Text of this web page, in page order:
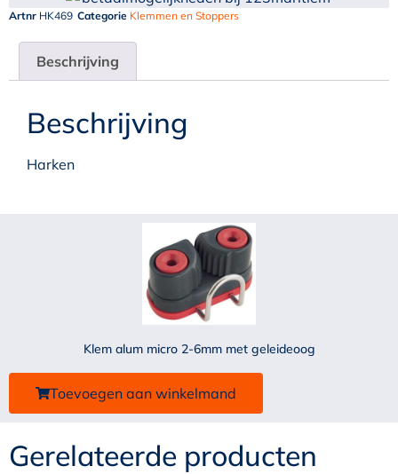
Artnr HK469 Categorie Klemmen en Stoppers
Beschrijving
Beschrijving
Harken
Klem alum micro 2-6mm met geleideoog
Toevoegen aan winkelmand
Gerelateerde producten